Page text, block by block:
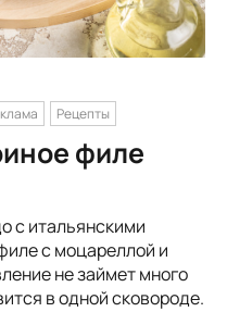
Рецепты
филе
с итальянскими
с моцареллой и
не займет много
в одной сковороде.